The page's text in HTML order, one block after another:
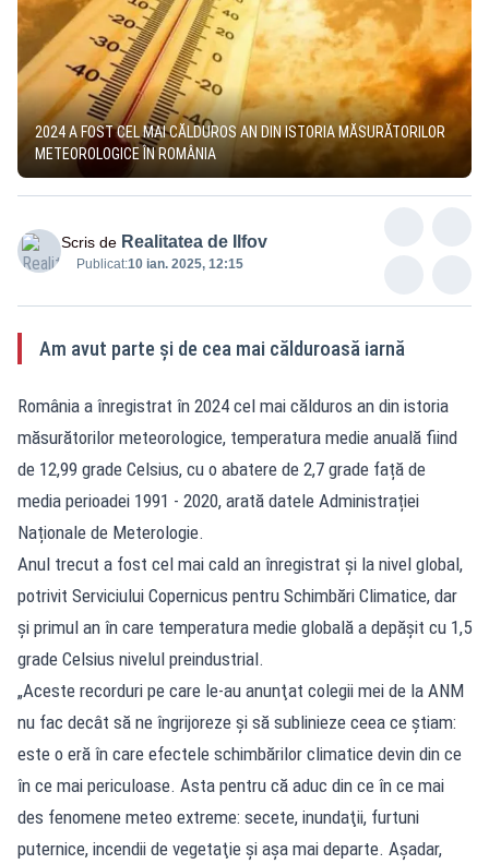
2024 A FOST CEL MAI CĂLDUROS AN DIN ISTORIA MĂSURĂTORILOR
METEOROLOGICE ÎN ROMÂNIA
Scris de Realitatea de Ilfov
Publicat:10 ian. 2025, 12:15
Am avut parte și de cea mai călduroasă iarnă
România a înregistrat în 2024 cel mai călduros an din istoria
măsurătorilor meteorologice, temperatura medie anuală fiind
de 12,99 grade Celsius, cu o abatere de 2,7 grade față de
media perioadei 1991 - 2020, arată datele Administrației
Naționale de Meterologie.
Anul trecut a fost cel mai cald an înregistrat și la nivel global,
potrivit Serviciului Copernicus pentru Schimbări Climatice, dar
și primul an în care temperatura medie globală a depășit cu 1,5
grade Celsius nivelul preindustrial.
„Aceste recorduri pe care le-au anunţat colegii mei de la ANM
nu fac decât să ne îngrijoreze şi să sublinieze ceea ce ştiam:
este o eră în care efectele schimbărilor climatice devin din ce
în ce mai periculoase. Asta pentru că aduc din ce în ce mai
des fenomene meteo extreme: secete, inundaţii, furtuni
puternice, incendii de vegetaţie şi aşa mai departe. Aşadar,